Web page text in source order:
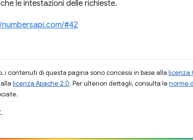
le intestazioni delle richieste.
#42
i contenuti di questa pagina sono concessi in base alla licenza
licenza Apache 2.0. Per ulteriori dettagli, consulta lenorme